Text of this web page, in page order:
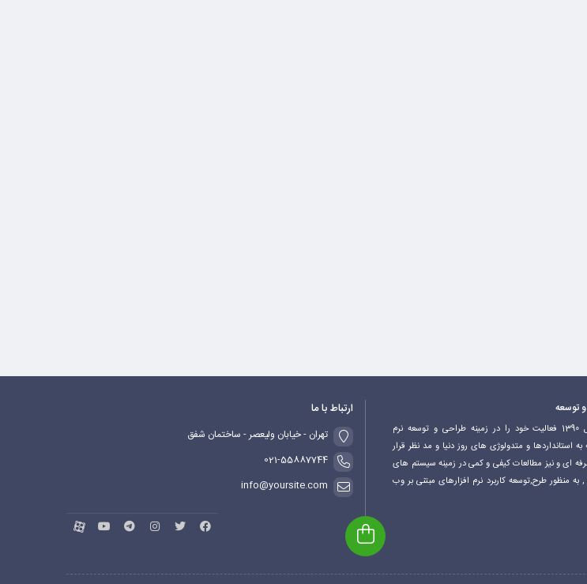
توسعه
گروه ماهدیس وب از سال 1390 فعالیت خود را در زمینه طراحی و توسعه نرم
استانداردها و متدولوژی های روز دنیا و مد نظر قرار
ای و نیز مطالعات کیفی و کمی در زمینه سیستم های
منظور طرح,توسعه کاربرد نرم افزارهای مبتنی بر وب
ارتباط با ما
تهران - خیابان ولیعصر - ساختمان شفق
021-55887744
info@yoursite.com